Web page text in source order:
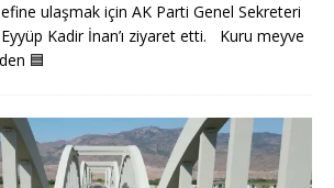
ulaşmak için AK Parti Genel Sekreteri
Kadir İnan’ı ziyaret etti. Kuru meyve
🟦